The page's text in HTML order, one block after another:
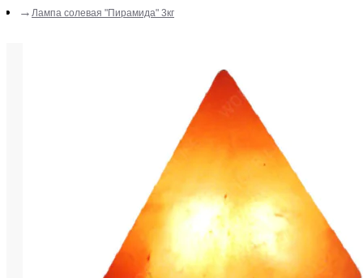
Лампа солевая "Пирамида" 3кг